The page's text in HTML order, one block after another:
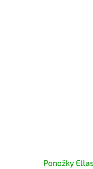
Ponožky